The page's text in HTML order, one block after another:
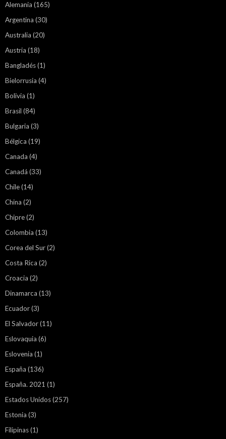
Alemania (165)
Argentina (30)
Australia (20)
Austria (18)
Bangladés(1)
Bielorrusia (4)
Bolivia (1)
Brasil (84)
Bulgaria (3)
Bélgica (19)
Canada (4)
Canadá (33)
Chile(14)
China (2)
Chipre(2)
Colombia (13)
Corea del Sur(2)
Costa Rica (2)
Croacia (2)
Dinamarca (13)
Ecuador(3)
El Salvador(11)
Eslovaquia (6)
Eslovenia (1)
España (136)
España. 2021 (1)
Estados Unidos(257)
Estonia (3)
Filipinas(1)